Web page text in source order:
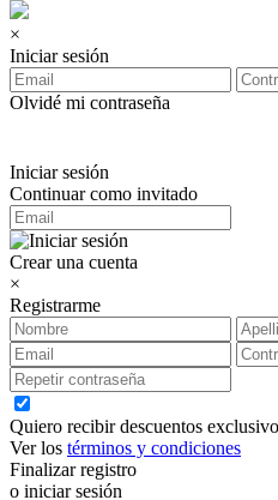
×
Iniciar sesión
Olvidé mi contraseña
Iniciar sesión
Continuar como invitado
Crear una cuenta
×
Registrarme
Quiero recibir descuentos
Ver los términos y condiciones
Finalizar registro
o iniciar sesión